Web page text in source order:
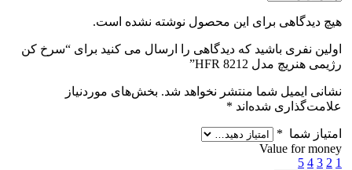
هیچ دیدگاهی برای این محصول نوشته نشده است.
اولین نفری باشید که دیدگاهی را ارسال می کنید برای “سرخ کن
رژیمی هنریچ مدل HFR 8212”
نشانی ایمیل شما منتشر نخواهد شد. بخش‌های موردنیاز
علامت‌گذاری شده‌اند *
امتیاز شما *
Value for money
1
2
3
4
5